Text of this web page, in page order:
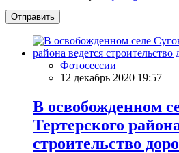
Отправить
Фотосессии
12 декабрь 2020 19:57
В освобожденном
Тертерского
строительство